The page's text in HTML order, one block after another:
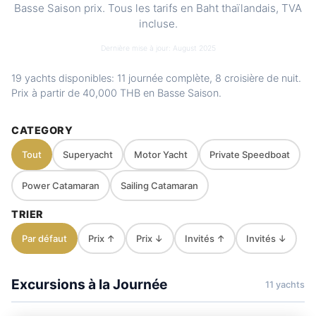
spots
Hong (Phang Nga Bay) · Koh Kudo · Koh
Private route, flexible stops and captain-
and sea conditions
Basse Saison prix. Tous les tarifs en Baht thaïlandais, TVA
incluse.
Dernière mise à jour: August 2025
19 yachts disponibles: 11 journée complète, 8 croisière de nuit.
Prix à partir de 40,000 THB en Basse Saison.
CATEGORY
Tout Superyacht Motor Yacht Private Speedboat
Power Catamaran Sailing Catamaran
TRIER
Par défaut Prix ↑ Prix ↓ Invités ↑ Invités ↓
Excursions à la Journée 11 yachts
Mon AmourKrabi